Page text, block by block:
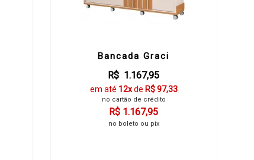
Bancada Graci
R$ 1.167,95
em até 12xde R$ 97,33
no cartão de crédito
R$ 1.167,95
no boleto ou pix